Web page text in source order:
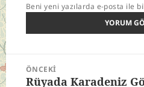
Beni yeni yazılarda e-posta ile
Yazı
gezinmesi
ÖNCEKI
Önceki
Rüyada Karadeniz